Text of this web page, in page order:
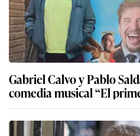
Gabriel Calvo y Pablo
comedia musical “El